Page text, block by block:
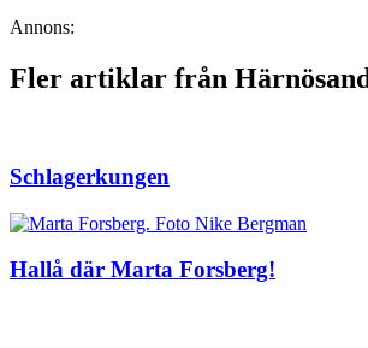
Annons:
Fler artiklar från Härnösand
Schlagerkungen
Hallå där Marta Forsberg!